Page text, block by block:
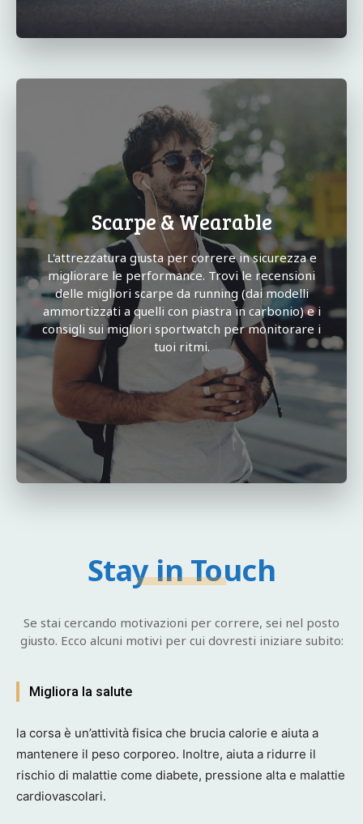
Scarpe & Wearable
L'attrezzatura giusta per correre in sicurezza e
migliorare le performance. Trovi le recensioni
delle migliori scarpe da running (dai modelli
ammortizzati a quelli con piastra in carbonio) e i
consigli sui migliori sportwatch per monitorare i
tuoi ritmi.
Stay in Touch
Se stai cercando motivazioni per correre, sei nel posto
giusto. Ecco alcuni motivi per cui dovresti iniziare subito:
Migliora la salute
la corsa è un’attività fisica che brucia calorie e aiuta a
mantenere il peso corporeo. Inoltre, aiuta a ridurre il
rischio di malattie come diabete, pressione alta e malattie
cardiovascolari.